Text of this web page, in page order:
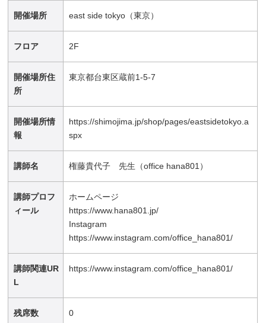
開催場所 east side tokyo（東京）
フロア 2F
開催場所住
所
東京都台東区蔵前1-5-7
開催場所情
報
https://shimojima.jp/shop/pages/eastsidetokyo.a
spx
講師名 権藤貴代子 先生（office hana801）
講師プロフ
ィール
ホームページ
https://www.hana801.jp/
Instagram
https://www.instagram.com/office_hana801/
講師関連UR
L
https://www.instagram.com/office_hana801/
残席数 0